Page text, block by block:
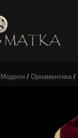
Модели / Орнаментика /